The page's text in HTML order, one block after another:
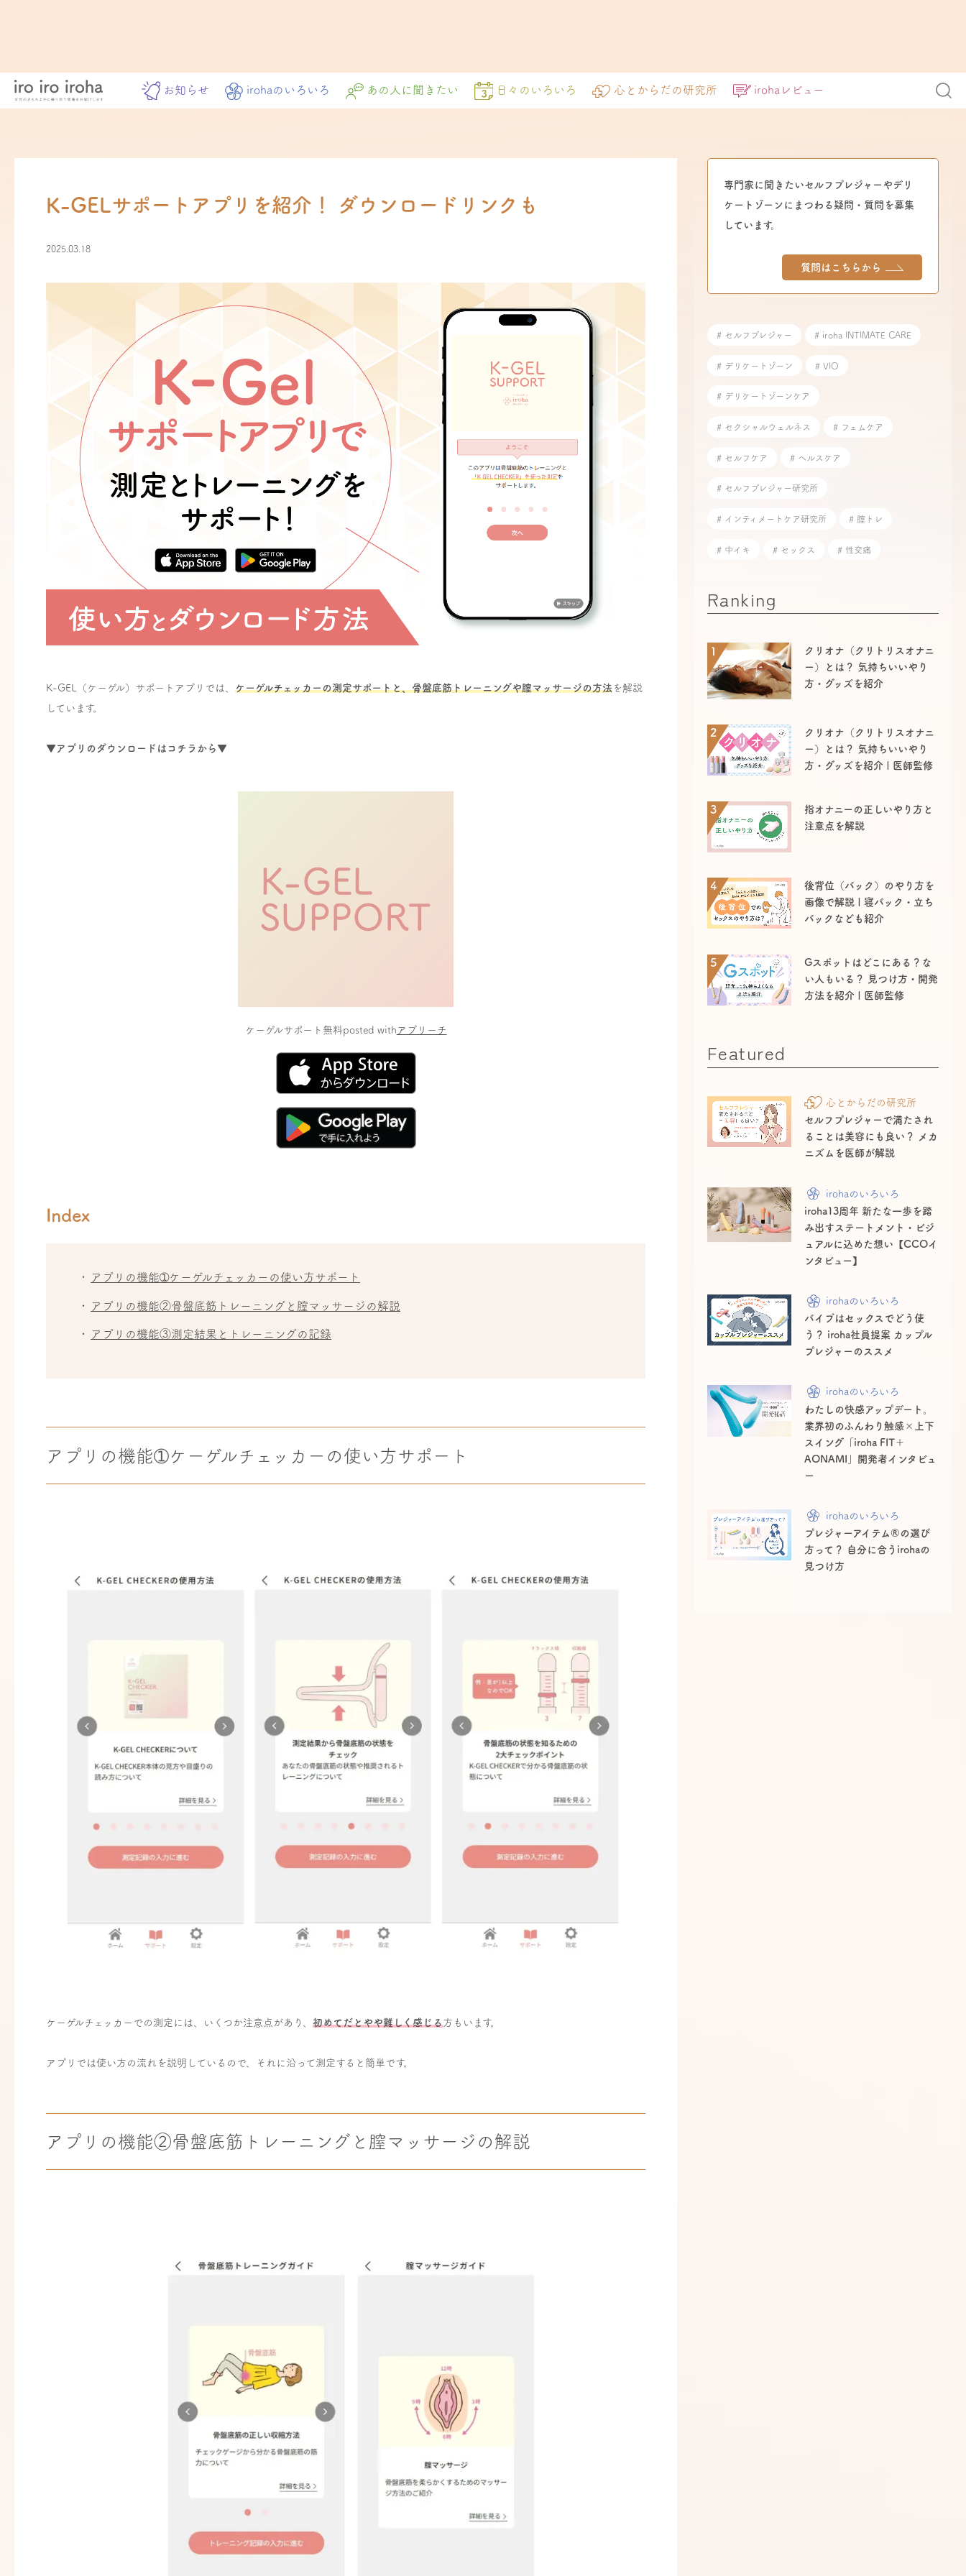
お知らせ irohaのいろいろ あの人に聞きたい 日々のいろいろ 心とからだの研究所 irohaレビュー
K-GELサポートアプリを紹介！ ダウンロードリンクも
2025.03.18
K-GEL（ケーゲル）サポートアプリでは、ケーゲルチェッカーの測定サポートと、骨盤底筋トレーニングや膣マッサージの方法 を解説
しています。
▼アプリのダウンロードはコチラから▼
ケーゲルサポート 無料posted with アプリーチ
Index
アプリの機能➀ケーゲルチェッカーの使い方サポート
アプリの機能②骨盤底筋トレーニングと膣マッサージの解説
アプリの機能③測定結果とトレーニングの記録
アプリの機能➀ケーゲルチェッカーの使い方サポート
ケーゲルチェッカーでの測定には、いくつか注意点があり、初めてだとやや難しく感じる 方もいます。
アプリでは使い方の流れを説明しているので、それに沿って測定すると簡単です。
アプリの機能②骨盤底筋トレーニングと膣マッサージの解説
専門家に聞きたいセルフプレジャーやデリ
ケートゾーンにまつわる疑問・質問を募集
しています。
質問はこちらから
# セルフプレジャー # iroha INTIMATE CARE
# デリケートゾーン # VIO
# デリケートゾーンケア
# セクシャルウェルネス # フェムケア
# セルフケア # ヘルスケア
# セルフプレジャー研究所
# インティメートケア研究所 # 膣トレ
# 中イキ # セックス # 性交痛
Ranking
1
クリオナ（クリトリスオナニ
ー）とは？ 気持ちいいやり
方・グッズを紹介
2
クリオナ（クリトリスオナニ
ー）とは？ 気持ちいいやり
方・グッズを紹介 | 医師監修
3
指オナニーの正しいやり方と
注意点を解説
4
後背位（バック）のやり方を
画像で解説 | 寝バック・立ち
バックなども紹介
5
Gスポットはどこにある？な
い人もいる？ 見つけ方・開発
方法を紹介 | 医師監修
Featured
心とからだの研究所
セルフプレジャーで満たされ
ることは美容にも良い？ メカ
ニズムを医師が解説
irohaのいろいろ
iroha13周年 新たな一歩を踏
み出すステートメント・ビジ
ュアルに込めた想い【CCOイ
ンタビュー】
irohaのいろいろ
バイブはセックスでどう使
う？ iroha社員提案 カップル
プレジャーのススメ
irohaのいろいろ
わたしの快感アップデート。
業界初のふんわり触感×上下
スイング「iroha FIT＋
AONAMI」開発者インタビュ
ー
irohaのいろいろ
プレジャーアイテム®の選び
方って？ 自分に合うirohaの
見つけ方